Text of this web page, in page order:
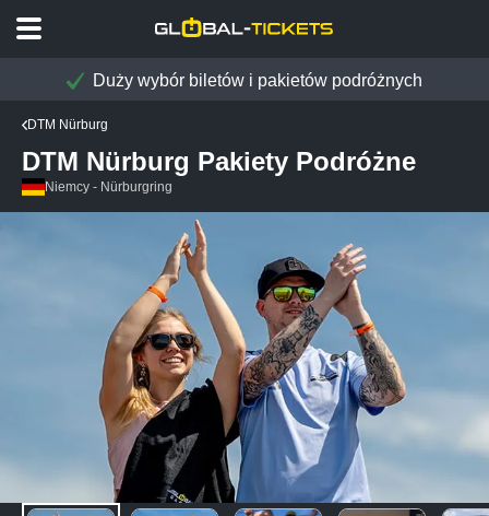
Duży wybór biletów i pakietów podróżnych
DTM Nürburg
DTM Nürburg Pakiety Podróżne
Niemcy - Nürburgring